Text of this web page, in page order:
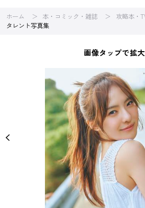
ホーム 本・コミック・雑誌
攻略本・
タレント写真集
画像タップで拡大